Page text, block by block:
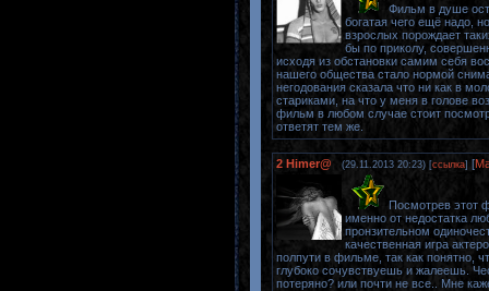
Фильм в душе
богатая чего ещё надо,
взрослых порождает
бы по приколу,
исходя из обстановки самим себя
нашего общества стало нормой
негодования сказала что ни как в
стариками, на что у меня в голове
фильм в любом случае стоит
ответят тем же.
2 Himer@ (29.11.2013 20:23) [ссылка] [
Посмотрев этот
именно от недостатка
пронзительном
качественная игра
полпути в фильме, так как понятно,
глубоко сочувствуешь и жалеешь.
потеряно? или почти не все.. Мне